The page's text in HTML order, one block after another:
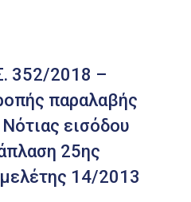
352/2018 –
παραλαβής
εισόδου
25ης
14/2013